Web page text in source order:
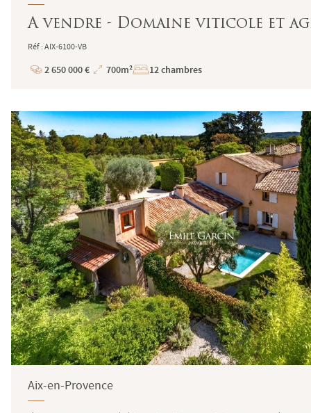
A vendre - Domaine viticole et
Réf : AIX-6100-VB
Prix
2 650 000 €
Superficie
700m² 12 chambres
Aix-en-Provence